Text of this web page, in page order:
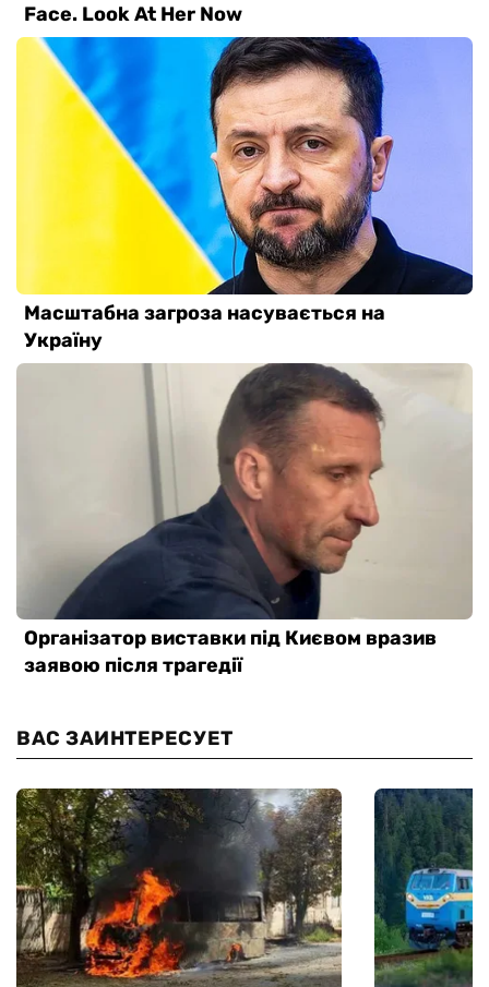
ВАС ЗАИНТЕРЕСУЕТ